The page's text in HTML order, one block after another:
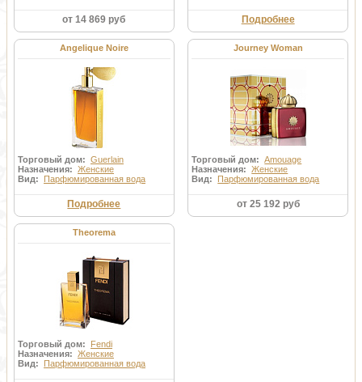
от 14 869 руб Подробнее
Angelique Noire
Торговый дом: Guerlain
Назначения: Женские
Вид: Парфюмированная вода
Подробнее
Journey Woman
Торговый дом:Amouage
Назначения:Женские
Вид: Парфюмированная вода
от 25 192 руб
Theorema
Торговый дом: Fendi
Назначения: Женские
Вид: Парфюмированная вода